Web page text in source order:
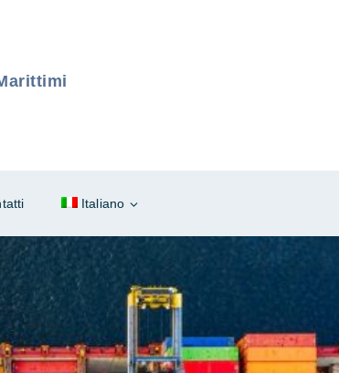
Italiano